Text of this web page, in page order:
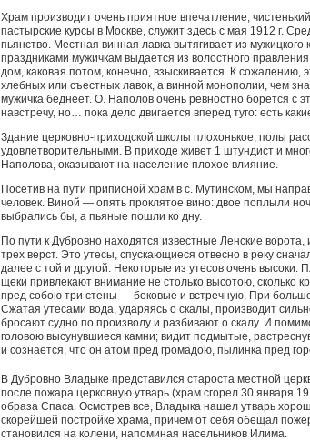
Храм производит очень приятное впечатление,
пастырские курсы в Москве, служит здесь с мая 1912 г.
пьянство. Местная винная лавка вытягивает из
праздниками мужичкам выдается из волостного
дом, каковая потом, конечно, взыскивается. К
хлебных или съестных лавок, а винной монополии, чем
мужичка беднеет. О. Наполов очень ревностно борется с
навстречу, но… пока дело двигается вперед туго: есть
Здание церковно-приходской школы плохонькое, полы
удовлетворительными. В приходе живет 1 штундист и
Наполова, оказывают на население плохое влияние.
Посетив на пути приписной храм в с. Мутинском, мы
человек. Виной — опять проклятое вино: двое поплыли
выбрались бы, а пьяные пошли ко дну.
По пути к Дубровно находятся известные Ленские
трех верст. Это утесы, спускающиеся отвесно в реку
далее с той и другой. Некоторые из утесов очень
щеки привлекают внимание не столько высотою, сколько
пред собою три стены — боковые и встречную. При
Сжатая утесами вода, ударяясь о скалы, производит
бросают судно по произволу и разбивают о скалу. И
головою высунувшиеся камни; видит подмытые,
и сознается, что он атом пред громадою, пылинка пред
В Дубровно Владыке представился староста местной
после пожара церковную утварь (храм сгорел 30 января
образа Спаса. Осмотрев все, Владыка нашел утварь
скорейшей постройке храма, причем от себя обещал
становился на колени, напоминая насельников Илима.